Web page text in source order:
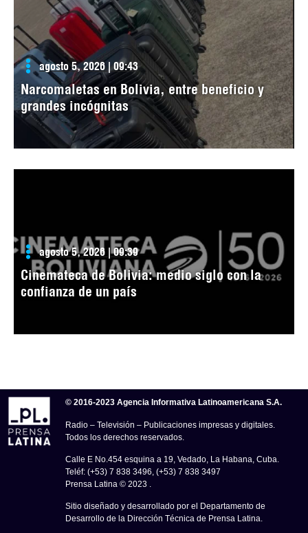
agosto 5, 2026 | 09:43
Narcomaletas en Bolivia, entre beneficio y
grandes incógnitas
agosto 5, 2026 | 09:39
Cinemateca de Bolivia: medio siglo con la
confianza de un país
© 2016-2023 Agencia Informativa Latinoamericana S.A.
Radio – Televisión – Publicaciones impresas y digitales.
Todos los derechos reservados.
Calle E No.454 esquina a 19, Vedado, La Habana, Cuba.
Teléf: (+53) 7 838 3496, (+53) 7 838 3497
Prensa Latina © 2023 .
Sitio diseñado y desarrollado por el Departamento de
Desarrollo de la Dirección Técnica de Prensa Latina.